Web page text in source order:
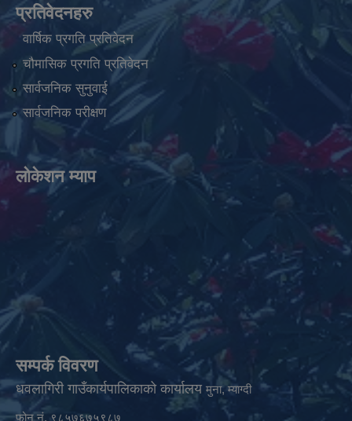
प्रतिवेदनहरु
वार्षिक प्रगति प्रतिवेदन
चौमासिक प्रगति प्रतिवेदन
सार्वजनिक सुनुवाई
सार्वजनिक परीक्षण
लोकेशन म्याप
सम्पर्क विवरण
धवलागिरी गाउँकार्यपालिकाको कार्यालय मुना, म्याग्दी
फोन नं. ९८५७६७५९८७